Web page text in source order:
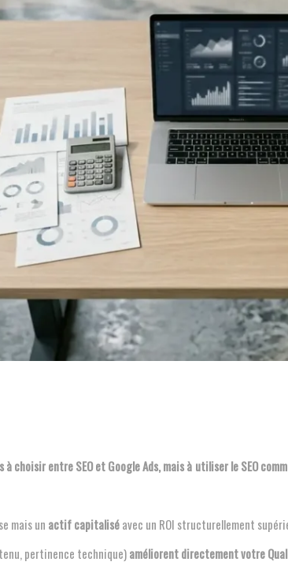
mais un actif capitaliséavec un ROI structurellement
pertinence technique)améliorent directement votre